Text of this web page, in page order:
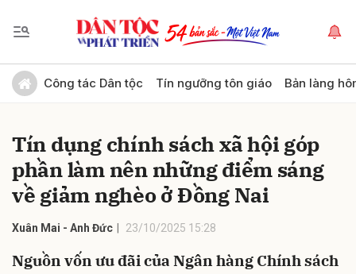
Công tác Dân tộc Tín ngưỡng tôn giáo Bản làng
Tín dụng chính sách xã hội góp
phần làm nên những điểm sáng
về giảm nghèo ở Đồng Nai
Xuân Mai - Anh Đức 23/10/2025 15:28
Nguồn vốn ưu đãi của Ngân hàng Chính sách
Gửi bình luận